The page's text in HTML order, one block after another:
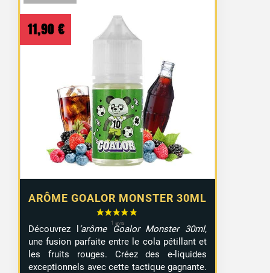
ARÔME GOALOR MONSTER 30ML
11,90 €
Découvrez l ‘arôme Goalor Monster 30ml,
une fusion parfaite entre le cola pétillant et
les fruits rouges. Créez des e-liquides
exceptionnels avec cette tactique gagnante.